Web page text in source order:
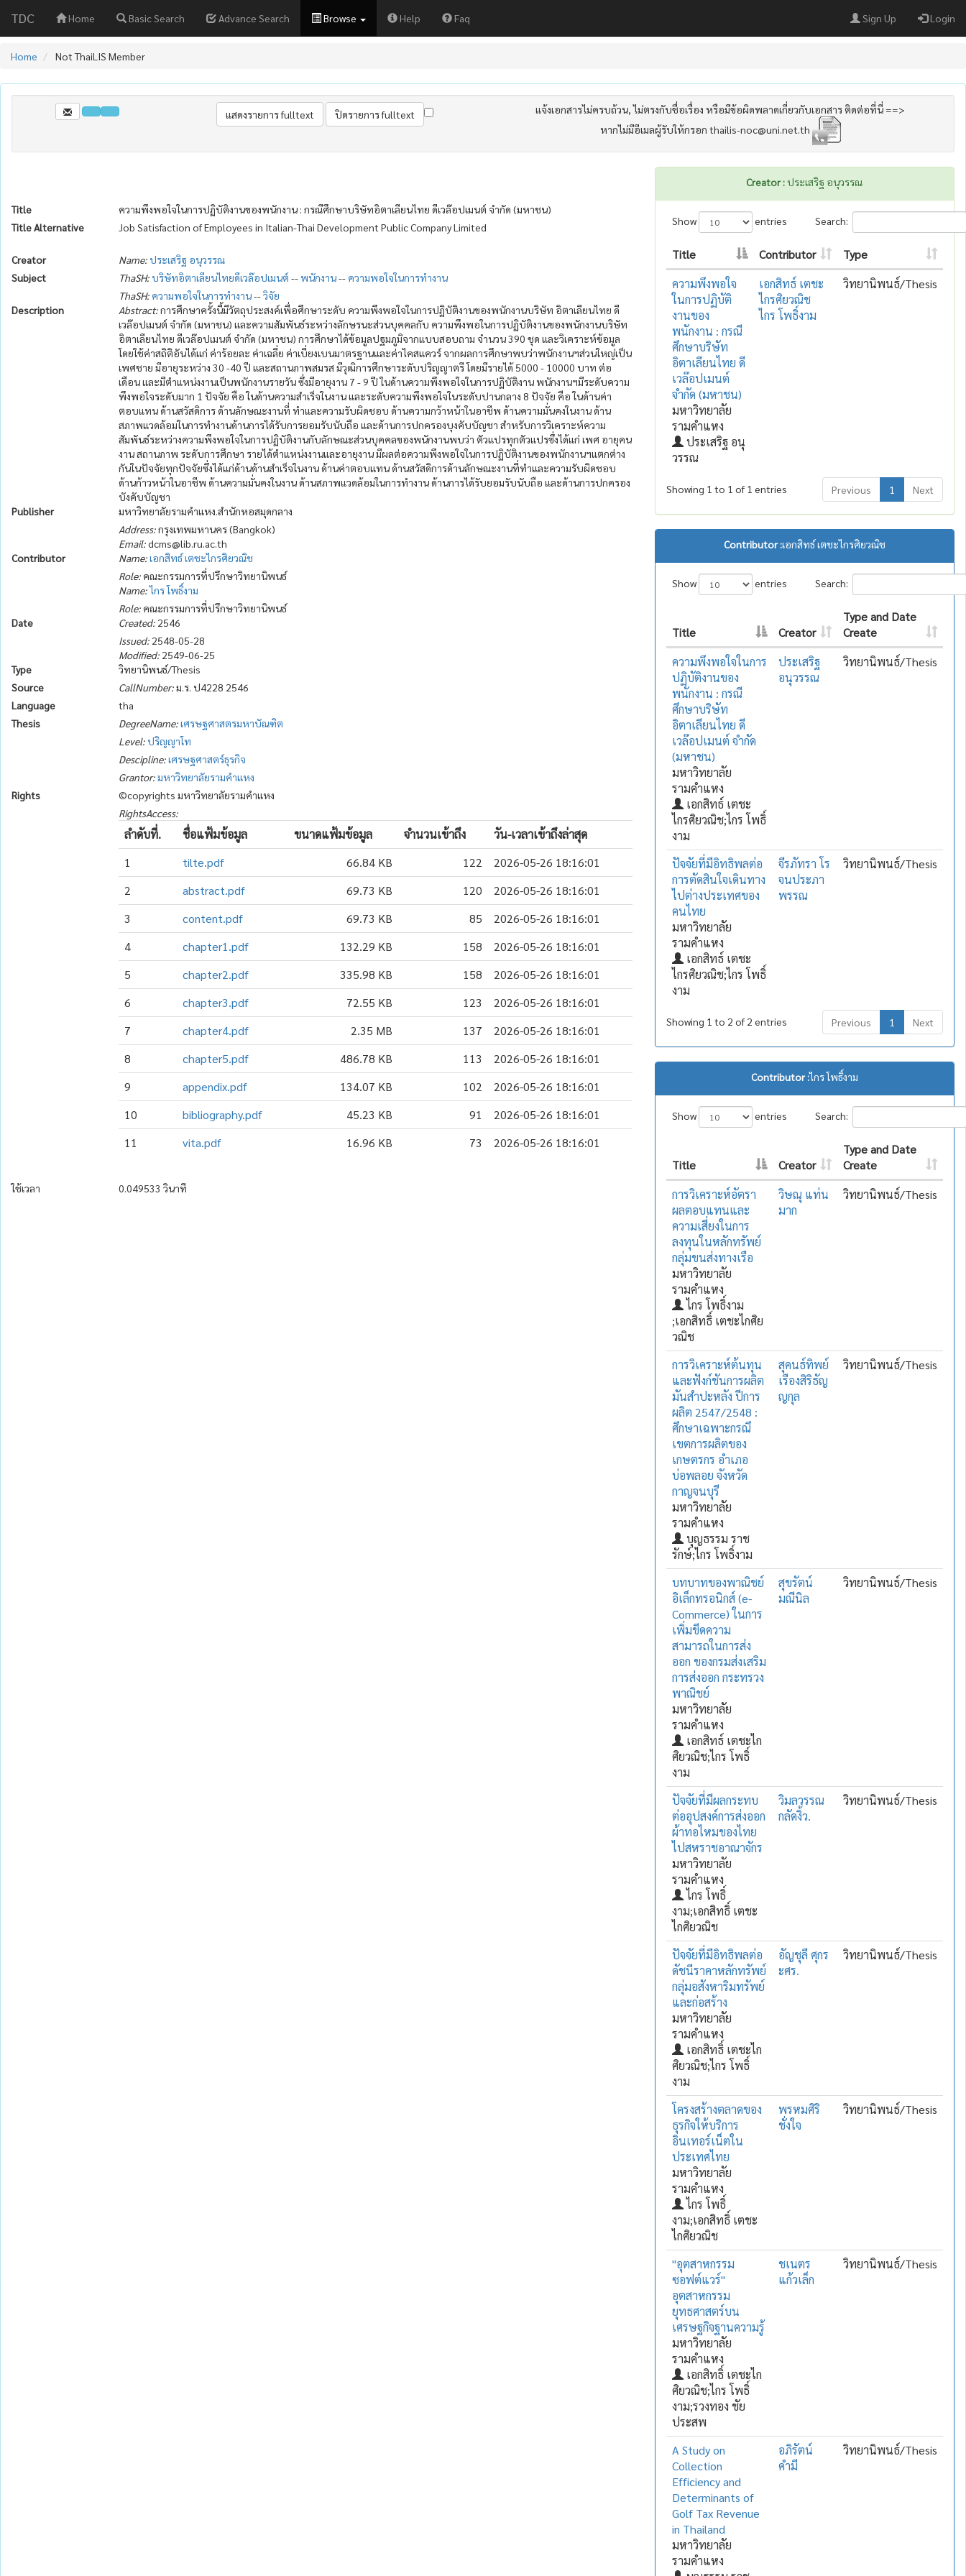
TDC Home Basic Search Advance Search Browse Help Faq Sign Up Login
Home Not ThaiLIS Member
แจ้งเอกสารไม่ครบถ้วน, ไม่ตรงกับชื่อเรื่อง หรือมีข้อผิดพลาดเกี่ยวกับเอกสาร ติดต่อที่นี่ ==>
หากไม่มีอีเมลผู้รับให้กรอก thailis-noc@uni.net.th
Title
ความพึงพอใจในการปฏิบัติงานของพนักงาน : กรณีศึกษาบริษัทอิตาเลียนไทย ดีเวล๊อปเมนต์ จำกัด (มหาชน)
Title Alternative
Job Satisfaction of Employees in Italian-Thai Development Public Company Limited
Creator Name:ประเสริฐ อนุวรรณ
Subject
ThaSH:บริษัทอิตาเลียนไทยดีเวล๊อปเมนต์ --พนักงาน-- ความพอใจในการทำงาน
ThaSH: ความพอใจในการทำงาน--วิจัย
Description
Abstract:การศึกษาครั้งนี้มีวัตถุประสงค์เพื่อศึกษาระดับ ความพึงพอใจในการปฏิบัติงานของพนักงานบริษัท อิตาเลียนไทย ดี
เวล๊อปเมนต์ จำกัด (มหาชน) และความสัมพันธ์ระหว่างลักษรนะส่วนบุคคลกับ ความพึงพอในการปฏิบัติงานของพนักงานบริษัท
อิตาเลียนไทย ดีเวล๊อปเมนต์ จำกัด (มหาชน) การศึกษาได้ข้อมูลปฐมภูมิจากแบบสอบถาม จำนวน 390 ชุด และวิเคราะห์ข้อมูล
โดยใช้ค่าสถิติอันได้แก่ ค่าร้อยละ ค่าเฉลี่ย ค่าเบี่ยงเบนมาตรฐานและค่าไคสแควร์ จากผลการศึกษาพบว่าพนักงานฯส่วนใหญ่เป็น
เพศชาย มีอายุระหว่าง 30 -40 ปี และสถานภาพสมรส มีวุฒิการศึกษาระดับปริญญาตรี โดยมีรายได้ 5000 - 10000 บาท ต่อ
เดือน และมีตำแหน่งงานเป็นพนักงานรายวัน ซึ่งมีอายุงาน 7 - 9 ปี ในด้านความพึงพอใจในการปฏิบัติงาน พนักงานฯมีระดับความ
พึงพอใจระดับมาก 1 ปัจจัย คือ ในด้านความสำเร็จในงาน และระดับความพึงพอใจในระดับปานกลาง 8 ปัจจัย คือ ในด้านค่า
ตอบแทน ด้านสวัสดิการ ด้านลักษณะงานที่ ทำและความรับผิดชอบ ด้านความกว้าหน้าในอาชีพ ด้านความมั่นคงในงาน ด้าน
สภาพแวดล้อมในการทำงานด้านการได้รับการยอมรับนับถือ และด้านการปกครองบุงคับบัญชา สำหรับการวิเคราะห์ความ
สัมพันธ์ระหว่างความพึงพอใจในการปฏิบัติงานกับลักษณะส่วนบุคคลของพนักงานพบว่า ตัวแปรทุกตัวแปรซึ่งได้แก่ เพศ อายุคน
งาน สถานภาพ ระดับการศึกษา รายได้ตำแหน่งงานและอายุงาน มีผลต่อความพึงพอใจในการปฏิบัติงานของพนักงานฯแตกต่าง
กันในปัจจัยทุกปัจจัยซึ่งได้แก่ด้านด้านสำเร็จในงาน ด้านค่าตอบแทน ด้านสวัสดิการด้านลักษณะงานที่ทำและความรับผิดชอบ
ด้านก้าวหน้าในอาชีพ ด้านความมั่นคงในงาน ด้านสภาพแวดล้อมในการทำงาน ด้านการได้รับยอมรับนับถือ และด้านการปกครอง
บังคับบัญชา
Publisher
มหาวิทยาลัยรามคำแหง.สำนักหอสมุดกลาง
Address:กรุงเทพมหานคร (Bangkok)
Email:dcms@lib.ru.ac.th
Contributor
Name:เอกสิทธ์ เตชะไกรศิยวณิช
Role: คณะกรรมการที่ปรึกษาวิทยานิพนธ์
Name:ไกร โพธิ์งาม
Role: คณะกรรมการที่ปรึกษาวิทยานิพนธ์
Date
Created: 2546
Issued: 2548-05-28
Modified: 2549-06-25
Type
วิทยานิพนธ์/Thesis
Source
CallNumber:ม.ร. ป4228 2546
Language
tha
Thesis
DegreeName:เศรษฐศาสตรมหาบัณฑิต
Level:ปริญญาโท
Descipline:เศรษฐศาสตร์ธุรกิจ
Grantor:มหาวิทยาลัยรามคำแหง
Rights
©copyrights มหาวิทยาลัยรามคำแหง
RightsAccess:
ลำดับที่. ชื่อแฟ้มข้อมูล ขนาดแฟ้มข้อมูล จำนวนเข้าถึง
วัน-เวลาเข้าถึงล่าสุด
1
tilte.pdf 66.84 KB 122
2026-05-26 18:16:01
2
abstract.pdf 69.73 KB 120
2026-05-26 18:16:01
3
content.pdf 69.73 KB 85
2026-05-26 18:16:01
4
chapter1.pdf 132.29 KB 158
2026-05-26 18:16:01
5
chapter2.pdf 335.98 KB 158
2026-05-26 18:16:01
6
chapter3.pdf 72.55 KB 123
2026-05-26 18:16:01
7
chapter4.pdf 2.35 MB 137
2026-05-26 18:16:01
8
chapter5.pdf 486.78 KB 113
2026-05-26 18:16:01
9
appendix.pdf 134.07 KB 102
2026-05-26 18:16:01
10
bibliography.pdf 45.23 KB 91
2026-05-26 18:16:01
11
vita.pdf 16.96 KB 73 2026-05-26 18:16:01
ใช้เวลา 0.049533 วินาที
Creator : ประเสริฐ อนุวรรณ
Show entries Search:
Title Contributor
Type
ความพึงพอใจ
ในการปฏิบัติ
งานของ
พนักงาน : กรณี
ศึกษาบริษัท
อิตาเลียนไทย ดี
เวล๊อปเมนต์
จำกัด (มหาชน)
มหาวิทยาลัย
รามคำแหง
ประเสริฐ อนุ
วรรณ
เอกสิทธ์ เตชะ
ไกรศิยวณิช
ไกร โพธิ์งาม
วิทยานิพนธ์/Thesis
Showing 1 to 1 of 1 entries Previous 1 Next
Contributor :เอกสิทธ์ เตชะไกรศิยวณิช
Show entries Search:
Title Creator
Type and Date
Create
ความพึงพอใจในการ
ปฏิบัติงานของ
พนักงาน : กรณี
ศึกษาบริษัท
อิตาเลียนไทย ดี
เวล๊อปเมนต์ จำกัด
(มหาชน)
มหาวิทยาลัย
รามคำแหง
เอกสิทธ์ เตชะ
ไกรศิยวณิช;ไกร โพธิ์
งาม
ประเสริฐ
อนุวรรณ
วิทยานิพนธ์/Thesis
ปัจจัยที่มีอิทธิพลต่อ
การตัดสินใจเดินทาง
ไปต่างประเทศของ
คนไทย
มหาวิทยาลัย
รามคำแหง
เอกสิทธ์ เตชะ
ไกรศิยวณิช;ไกร โพธิ์
งาม
จีรภัทรา โร
จนประภา
พรรณ
วิทยานิพนธ์/Thesis
Showing 1 to 2 of 2 entries Previous 1 Next
Contributor :ไกร โพธิ์งาม
Show entries Search:
Title Creator
Type and Date
Create
การวิเคราะห์อัตรา
ผลตอบแทนและ
ความเสี่ยงในการ
ลงทุนในหลักทรัพย์
กลุ่มขนส่งทางเรือ
มหาวิทยาลัย
รามคำแหง
ไกร โพธิ์งาม
;เอกสิทธิ์ เตชะไกศิย
วณิช
วิษณุ แท่น
มาก
วิทยานิพนธ์/Thesis
การวิเคราะห์ต้นทุน
และฟังก์ชันการผลิต
มันสำปะหลัง ปีการ
ผลิต 2547/2548 :
ศึกษาเฉพาะกรณึ
เขตการผลิตของ
เกษตรกร อำเภอ
บ่อพลอย จังหวัด
กาญจนบุรี
มหาวิทยาลัย
รามคำแหง
บุญธรรม ราช
รักษ์;ไกร โพธิ์งาม
สุคนธ์ทิพย์
เรืองสิริธัญ
ญกุล
วิทยานิพนธ์/Thesis
บทบาทของพาณิชย์
อิเล็กทรอนิกส์ (e-
Commerce) ในการ
เพิ่มขีดความ
สามารถในการส่ง
ออก ของกรมส่งเสริม
การส่งออก กระทรวง
พาณิชย์
มหาวิทยาลัย
รามคำแหง
เอกสิทธ์ เตชะไก
ศิยวณิช;ไกร โพธิ์
งาม
สุขรัตน์
มณีนิล
วิทยานิพนธ์/Thesis
ปัจจัยที่มีผลกระทบ
ต่ออุปสงค์การส่งออก
ผ้าทอไหมของไทย
ไปสหราชอาณาจักร
มหาวิทยาลัย
รามคำแหง
ไกร โพธิ์
งาม;เอกสิทธิ์ เตชะ
ไกศิยวณิช
วิมลวรรณ
กลัดงิ้ว.
วิทยานิพนธ์/Thesis
ปัจจัยที่มีอิทธิพลต่อ
ดัชนีราคาหลักทรัพย์
กลุ่มอสังหาริมทรัพย์
และก่อสร้าง
มหาวิทยาลัย
รามคำแหง
เอกสิทธิ์ เตชะไก
ศิยวณิช;ไกร โพธิ์
งาม
อัญชุลี ศุกร
ะศร.
วิทยานิพนธ์/Thesis
โครงสร้างตลาดของ
ธุรกิจให้บริการ
อินเทอร์เน็ตใน
ประเทศไทย
มหาวิทยาลัย
รามคำแหง
ไกร โพธิ์
งาม;เอกสิทธิ์ เตชะ
ไกศิยวณิช
พรหมศิริ
ชั่งใจ
วิทยานิพนธ์/Thesis
"อุตสาหกรรม
ซอฟต์แวร์"
อุตสาหกรรม
ยุทธศาสตร์บน
เศรษฐกิจฐานความรู้
มหาวิทยาลัย
รามคำแหง
เอกสิทธิ์ เตชะไก
ศิยวณิช;ไกร โพธิ์
งาม;รวงทอง ชัย
ประสพ
ชเนตร
แก้วเล็ก
วิทยานิพนธ์/Thesis
A Study on
Collection
Efficiency and
Determinants of
Golf Tax Revenue
in Thailand
มหาวิทยาลัย
รามคำแหง
อภิรัตน์
คำมี
วิทยานิพนธ์/Thesis